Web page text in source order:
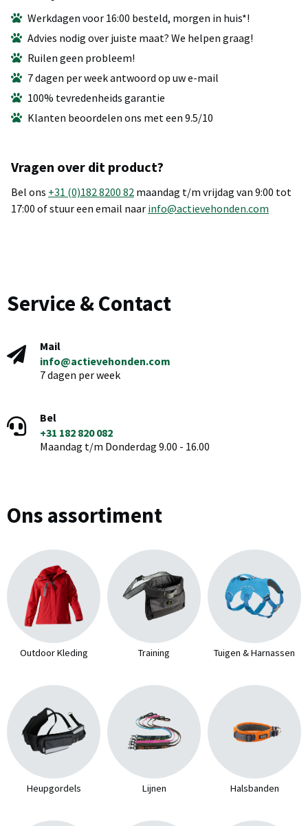
Werkdagen voor 16:00 besteld, morgen in huis*!
Advies nodig over juiste maat? We helpen graag!
Ruilen geen probleem!
7 dagen per week antwoord op uw e-mail
100% tevredenheids garantie
Klanten beoordelen ons met een 9.5/10
Vragen over dit product?
Bel ons +31 (0)182 8200 82 maandag t/m vrijdag van 9:00 tot
17:00 of stuur een email naar info@actievehonden.com
Service & Contact
Mail
info@actievehonden.com
7 dagen per week
Bel
+31 182 820 082
Maandag t/m Donderdag 9.00 - 16.00
Ons assortiment
Outdoor Kleding Training Tuigen & Harnassen
Heupgordels Lijnen Halsbanden